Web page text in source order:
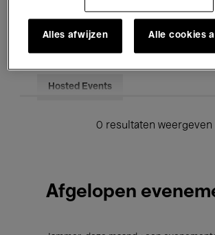
Onderwijs Rondleidingen
Hosted Events
0 resultaten weergeven
Afgelopen
Alles afwijzen Alle cookies